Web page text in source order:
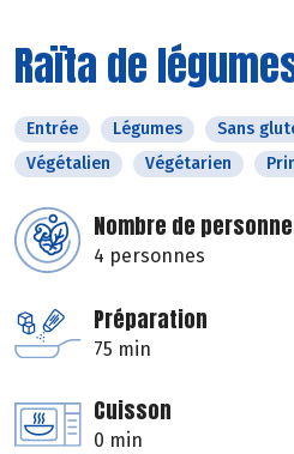
Raïta de
Entrée Légumes Sans
Végétalien
Végétarien
Nombre de
4 personnes
Préparation
75 min
Cuisson
0 min